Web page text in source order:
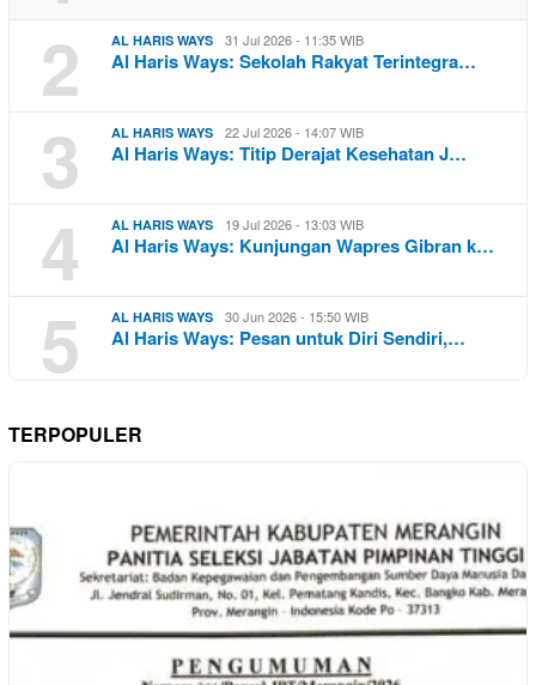
2
AL HARIS WAYS 31 Jul 2026 - 11:35 WIB
Al Haris Ways: Sekolah Rakyat Terintegra…
3 AL HARIS WAYS 22 Jul 2026 - 14:07 WIB
Al Haris Ways: Titip Derajat Kesehatan J…
4 AL HARIS WAYS 19 Jul 2026 - 13:03 WIB
Al Haris Ways: Kunjungan Wapres Gibran k…
5 AL HARIS WAYS 30 Jun 2026 - 15:50 WIB
Al Haris Ways: Pesan untuk Diri Sendiri,…
TERPOPULER